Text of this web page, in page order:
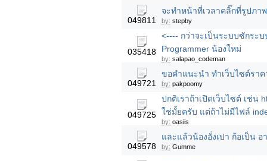
049811
จะทำหน้าที่เวลาคลิ๊กที่รูปภา
by: stepby
035418
<---- กว่าจะเป็นระบบซักระ
Programmer น้องใหม่
by: salapao_codeman
049721
ขอคำแนะนำ ทำเว็บไซต์รา
by: pakpoomy
049725
ปกติเราถ้าเปิดเว็บไซต์ เช่น
ใช่มั้ยครับ แต่ถ้าไม่มีไฟล์
by: oasiis
049578
และแล้วน้องอั่งเปา ก้อเป็น อ
by: Gumme